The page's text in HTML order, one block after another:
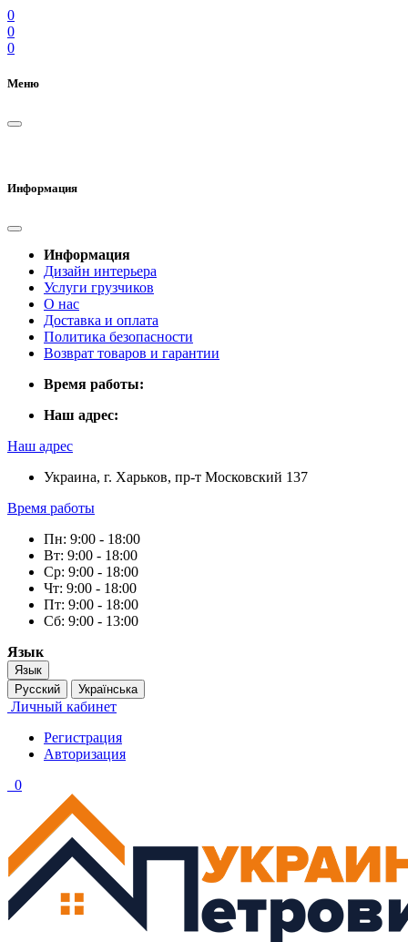
0
0
0
Меню
Информация
Информация
Дизайн интерьера
Услуги грузчиков
О нас
Доставка и оплата
Политика безопасности
Возврат товаров и гарантии
Время работы:
Наш адрес:
Наш адрес
Украина, г. Харьков, пр-т Московский 137
Время работы
Пн: 9:00 - 18:00
Вт: 9:00 - 18:00
Ср: 9:00 - 18:00
Чт: 9:00 - 18:00
Пт: 9:00 - 18:00
Сб: 9:00 - 13:00
Язык
Язык
Русский
Українська
Личный кабинет
Регистрация
Авторизация
0